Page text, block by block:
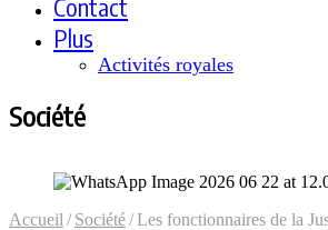
Contact
Plus
Activités royales
Société
Accueil / Société/Les fonctionnaires de la